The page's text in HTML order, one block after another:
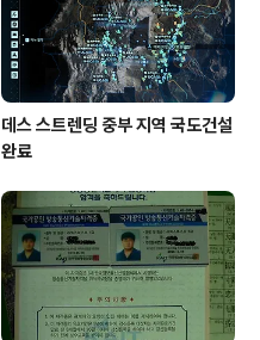
데스 스트렌딩 중부 지역 국도건설
완료